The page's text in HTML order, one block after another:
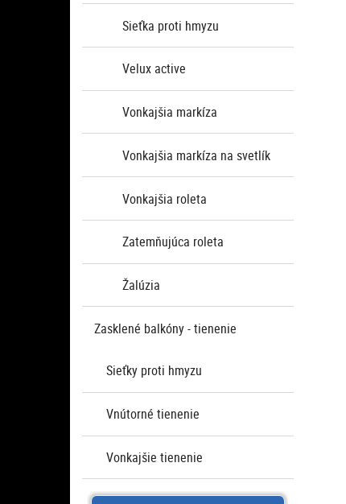
Sieťka proti hmyzu
Velux active
Vonkajšia markíza
Vonkajšia markíza na svetlík
Vonkajšia roleta
Zatemňujúca roleta
Žalúzia
Zasklené balkóny - tienenie
Sieťky proti hmyzu
Vnútorné tienenie
Vonkajšie tienenie